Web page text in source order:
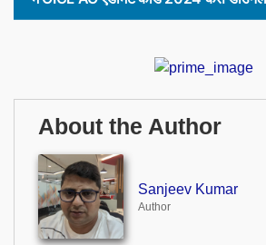
About the Author
Sanjeev Kumar
Author